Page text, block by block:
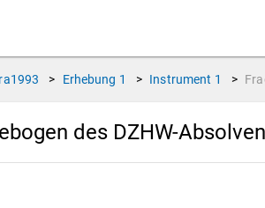
> Erhebung 1 > Instrument 1 >
des DZHW-